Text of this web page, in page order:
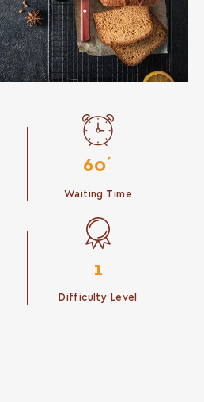
60΄
Waiting Time
1
Difficulty Level